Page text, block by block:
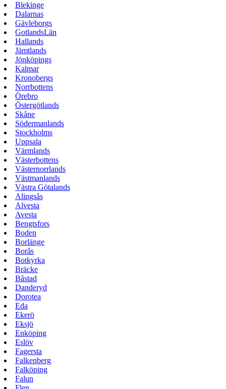
Blekinge
Dalarnas
Gävleborgs
GotlandsLän
Hallands
Jämtlands
Jönköpings
Kalmar
Kronobergs
Norrbottens
Örebro
Östergötlands
Skåne
Södermanlands
Stockholms
Uppsala
Värmlands
Västerbottens
Västernorrlands
Västmanlands
Västra Götalands
Alingsås
Alvesta
Avesta
Bengtsfors
Boden
Borlänge
Borås
Botkyrka
Bräcke
Båstad
Danderyd
Dorotea
Eda
Ekerö
Eksjö
Enköping
Eslöv
Fagersta
Falkenberg
Falköping
Falun